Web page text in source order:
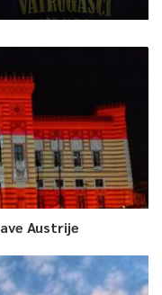
sa lokaliteta
Na budućem
nije konačan. Još
žrtvom koja je
će se nalaziti na
pa shodno
Austrije